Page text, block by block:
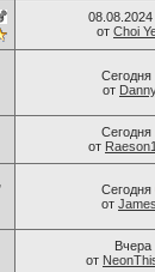
08.08.2024
от Choi
Сегодня
от
Сегодня
от
Сегодня
от
Вчера
от